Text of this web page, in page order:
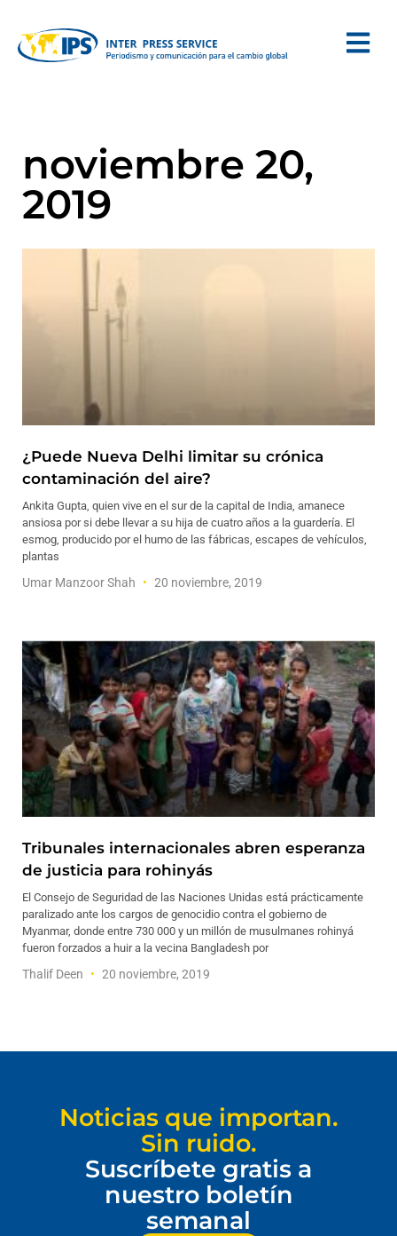
noviembre 20,
2019
¿Puede Nueva Delhi limitar su crónica
contaminación del aire?
Ankita Gupta, quien vive en el sur de la capital de India, amanece
ansiosa por si debe llevar a su hija de cuatro años a la guardería. El
esmog, producido por el humo de las fábricas, escapes de vehículos,
plantas
Umar Manzoor Shah 20 noviembre, 2019
Tribunales internacionales abren esperanza
de justicia para rohinyás
El Consejo de Seguridad de las Naciones Unidas está prácticamente
paralizado ante los cargos de genocidio contra el gobierno de
Myanmar, donde entre 730 000 y un millón de musulmanes rohinyá
fueron forzados a huir a la vecina Bangladesh por
Thalif Deen 20 noviembre, 2019
Noticias que importan.
Sin ruido.
Suscríbete gratis a
nuestro boletín
semanal